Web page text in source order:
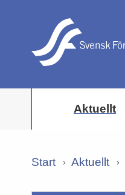
Aktuellt
Start Aktuellt